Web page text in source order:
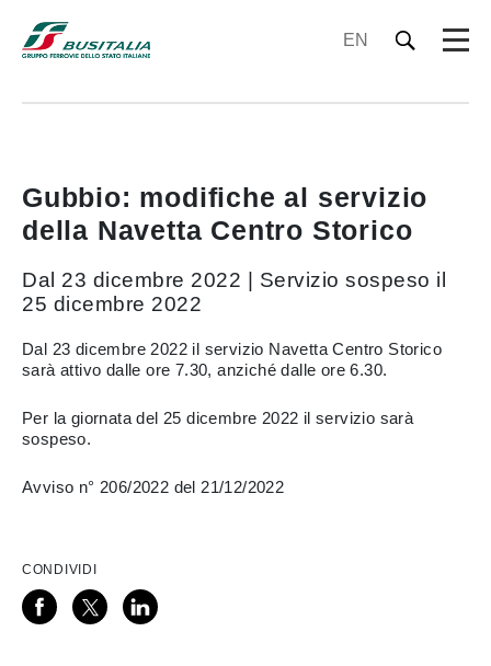
EN
Gubbio: modifiche al servizio
della Navetta Centro Storico
Dal 23 dicembre 2022 | Servizio sospeso il
25 dicembre 2022
Dal 23 dicembre 2022 il servizio Navetta Centro Storico
sarà attivo dalle ore 7.30, anziché dalle ore 6.30.
Per la giornata del 25 dicembre 2022 il servizio sarà
sospeso.
Avviso n° 206/2022 del 21/12/2022
CONDIVIDI